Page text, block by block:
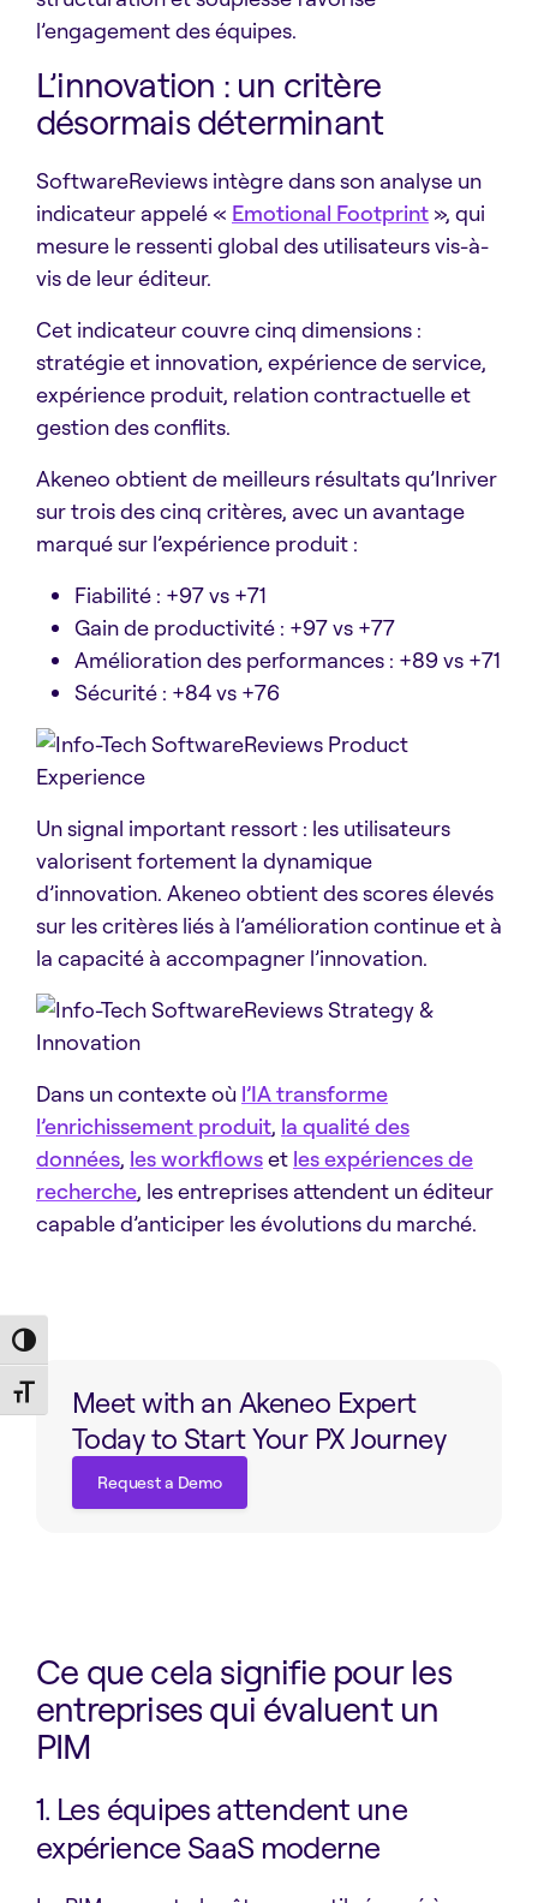
Toggle High Contrast
Toggle Font size
l’engagement des équipes.
L’innovation : un critère
désormais déterminant
SoftwareReviews intègre dans son analyse un
indicateur appelé « Emotional Footprint », qui
mesure le ressenti global des utilisateurs vis-à-
vis de leur éditeur.
Cet indicateur couvre cinq dimensions :
stratégie et innovation, expérience de service,
expérience produit, relation contractuelle et
gestion des conflits.
Akeneo obtient de meilleurs résultats qu’Inriver
sur trois des cinq critères, avec un avantage
marqué sur l’expérience produit :
Fiabilité : +97 vs +71
Gain de productivité : +97 vs +77
Amélioration des performances : +89 vs +71
Sécurité : +84 vs +76
Un signal important ressort : les utilisateurs
valorisent fortement la dynamique
d’innovation. Akeneo obtient des scores élevés
sur les critères liés à l’amélioration continue et à
la capacité à accompagner l’innovation.
Dans un contexte où l’IA transforme
l’enrichissement produit, la qualité des
données, les workflowset les expériences de
recherche, les entreprises attendent un éditeur
capable d’anticiper les évolutions du marché.
Meet with an Akeneo Expert
Today to Start Your PX Journey
Request a Demo
Ce que cela signifie pour les
entreprises qui évaluent un
PIM
1. Les équipes attendent une
expérience SaaS moderne